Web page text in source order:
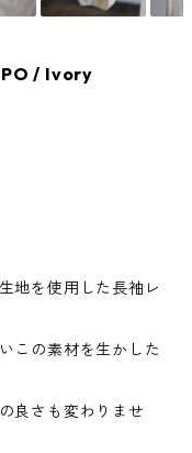
/ Ivory
地を使用した長袖レ
この素材を生かした
良さも変わりませ